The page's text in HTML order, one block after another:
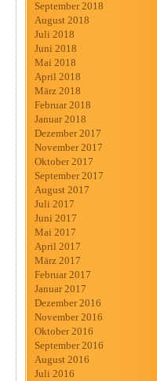
September 2018
August 2018
Juli 2018
Juni 2018
Mai 2018
April 2018
März 2018
Februar 2018
Januar 2018
Dezember 2017
November 2017
Oktober 2017
September 2017
August 2017
Juli 2017
Juni 2017
Mai 2017
April 2017
März 2017
Februar 2017
Januar 2017
Dezember 2016
November 2016
Oktober 2016
September 2016
August 2016
Juli 2016